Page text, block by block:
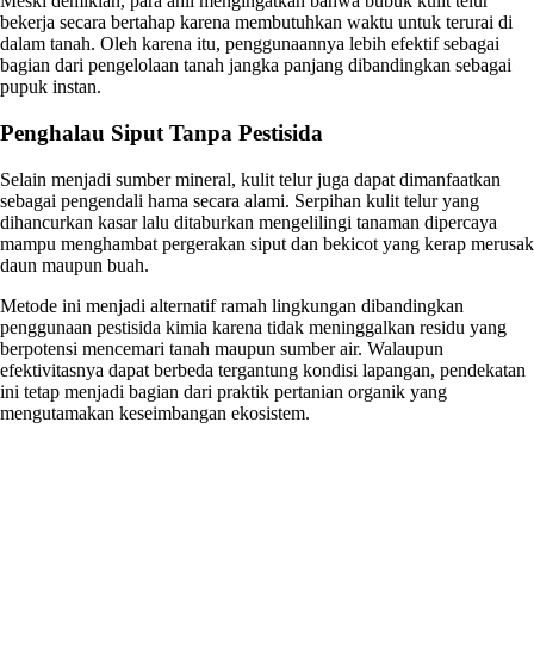
bekerja secara bertahap karena membutuhkan waktu untuk terurai di
dalam tanah. Oleh karena itu, penggunaannya lebih efektif sebagai
bagian dari pengelolaan tanah jangka panjang dibandingkan sebagai
pupuk instan.
Penghalau Siput Tanpa Pestisida
Selain menjadi sumber mineral, kulit telur juga dapat dimanfaatkan
sebagai pengendali hama secara alami. Serpihan kulit telur yang
dihancurkan kasar lalu ditaburkan mengelilingi tanaman dipercaya
mampu menghambat pergerakan siput dan bekicot yang kerap merusak
daun maupun buah.
Metode ini menjadi alternatif ramah lingkungan dibandingkan
penggunaan pestisida kimia karena tidak meninggalkan residu yang
berpotensi mencemari tanah maupun sumber air. Walaupun
efektivitasnya dapat berbeda tergantung kondisi lapangan, pendekatan
ini tetap menjadi bagian dari praktik pertanian organik yang
mengutamakan keseimbangan ekosistem.